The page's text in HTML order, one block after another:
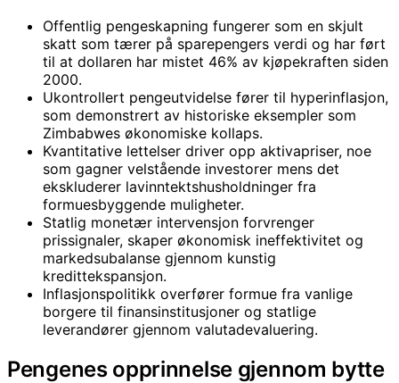
Offentlig pengeskapning fungerer som en skjult
skatt som tærer på sparepengers verdi og har ført
til at dollaren har mistet 46% av kjøpekraften siden
2000.
Ukontrollert pengeutvidelse fører til hyperinflasjon,
som demonstrert av historiske eksempler som
Zimbabwes økonomiske kollaps.
Kvantitative lettelser driver opp aktivapriser, noe
som gagner velstående investorer mens det
ekskluderer lavinntektshusholdninger fra
formuesbyggende muligheter.
Statlig monetær intervensjon forvrenger
prissignaler, skaper økonomisk ineffektivitet og
markedsubalanse gjennom kunstig
kredittekspansjon.
Inflasjonspolitikk overfører formue fra vanlige
borgere til finansinstitusjoner og statlige
leverandører gjennom valutadevaluering.
Pengenes opprinnelse gjennom bytte